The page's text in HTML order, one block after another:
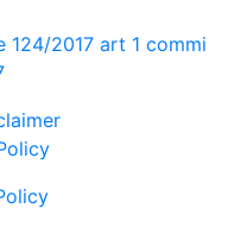
124/2017 art 1 commi